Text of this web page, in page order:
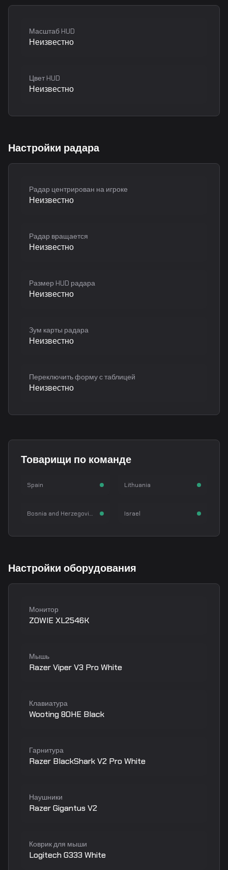
Масштаб HUD
Неизвестно
Цвет HUD
Неизвестно
Настройки радара
Радар центрирован на игроке
Неизвестно
Радар вращается
Неизвестно
Размер HUD радара
Неизвестно
Зум карты радара
Неизвестно
Переключить форму с таблицей
Неизвестно
Товарищи по команде
AWPer
SunPayus
Alvaro Garcia
Spain Rifler
tAk
Villius Keserauskas
Lithuania
Rifler
huNter
Bosnia and Herzegovina Rifler
HeavyGod
Israel
Настройки оборудования
Монитор
ZOWIE XL2546K
Мышь
Razer Viper V3 Pro White
Клавиатура
Wooting 80HE Black
Гарнитура
Razer BlackShark V2 Pro White
Наушники
Razer Gigantus V2
Коврик для мыши
Logitech G333 White